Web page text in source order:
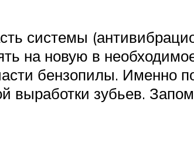
системы
на новую в
бензопилы. Именно
выработки зубьев.